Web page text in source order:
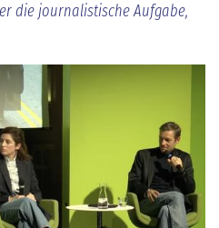
die journalistische Aufgabe,